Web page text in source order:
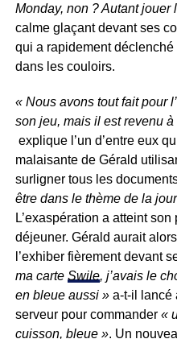
Monday, non ? Autant jouer
calme glaçant devant ses
qui a rapidement
dans les couloirs.
« Nous avons tout fait pour
son jeu, mais il est revenu
explique l’un d’entre eux
malaisante de Gérald
surligner tous les
être dans le thème de la
L’exaspération a atteint
déjeuner. Gérald aurait
l’exhiber fièrement devant
ma carte Swile, j’avais le
en bleue aussi »a-t-il lancé
serveur pour commander «
cuisson, bleue ». Un